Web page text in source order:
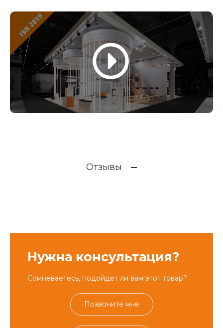
Отзывы
Нужна консультация?
Сомневаетесь, подойдет ли вам этот товар?
Позвоните мне